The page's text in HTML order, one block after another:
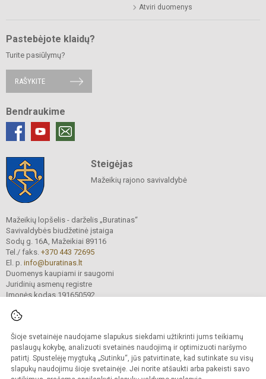
Šioje svetainėje naudojame slapukus siekdami užtikrinti jums teikiamų
paslaugų kokybę, analizuoti svetainės naudojimą ir optimizuoti naršymo
patirtį. Spustelėję mygtuką „Sutinku“, jūs patvirtinate, kad sutinkate su visų
slapukų naudojimu šioje svetainėje. Jei norite atšaukti arba pakeisti savo
Atviri duomenys
Pastebėjote klaidų?
Turite pasiūlymų?
RAŠYKITE
Bendraukime
Steigėjas
Mažeikių rajono savivaldybė
Mažeikių lopšelis - darželis „Buratinas“
Savivaldybės biudžetinė įstaiga
Sodų g. 16A, Mažeikiai 89116
Tel./ faks. +370 443 72695
El. p. info@buratinas.lt
Duomenys kaupiami ir saugomi
Juridinių asmenų registre
Įmonės kodas 191650592
© 2024. Mažeikių lopšelis - darželis „Buratinas“. Visos teisės saugomos.
Kopijuoti turinį be raštiško įstaigos administracijos sutikimo griežtai draudžiama.
Prieinamumo paraiška Slapukų valdymas